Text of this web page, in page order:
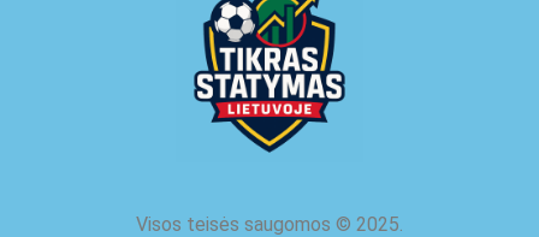
Visos teisės saugomos © 2025.